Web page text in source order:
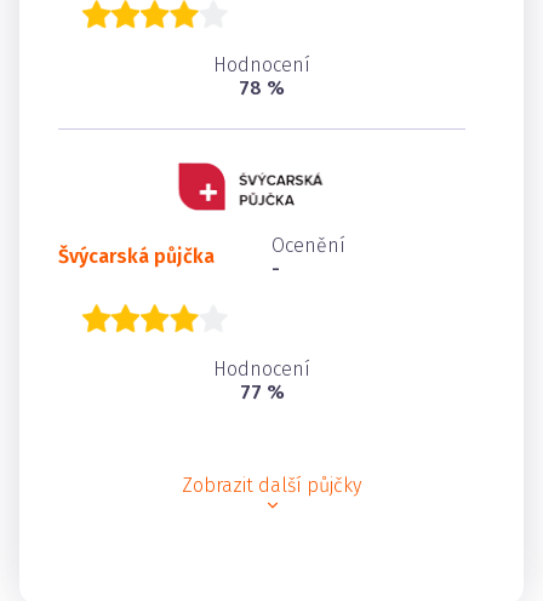
Hodnocení
78 %
Švýcarská půjčka
Ocenění
-
Hodnocení
77 %
Zobrazit další půjčky